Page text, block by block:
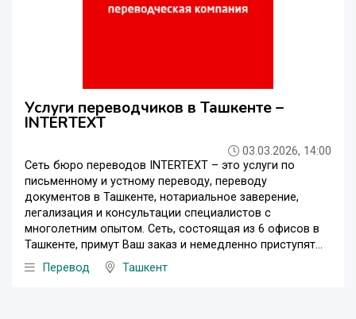
Услуги переводчиков в Ташкенте –
INTERTEXT
03.03.2026, 14:00
Сеть бюро переводов INTERTEXT – это услуги по
письменному и устному переводу, переводу
документов в Ташкенте, нотариальное заверение,
легализация и консультации специалистов с
многолетним опытом. Сеть, состоящая из 6 офисов в
Ташкенте, примут Ваш заказ и немедленно приступят...
Перевод
Ташкент